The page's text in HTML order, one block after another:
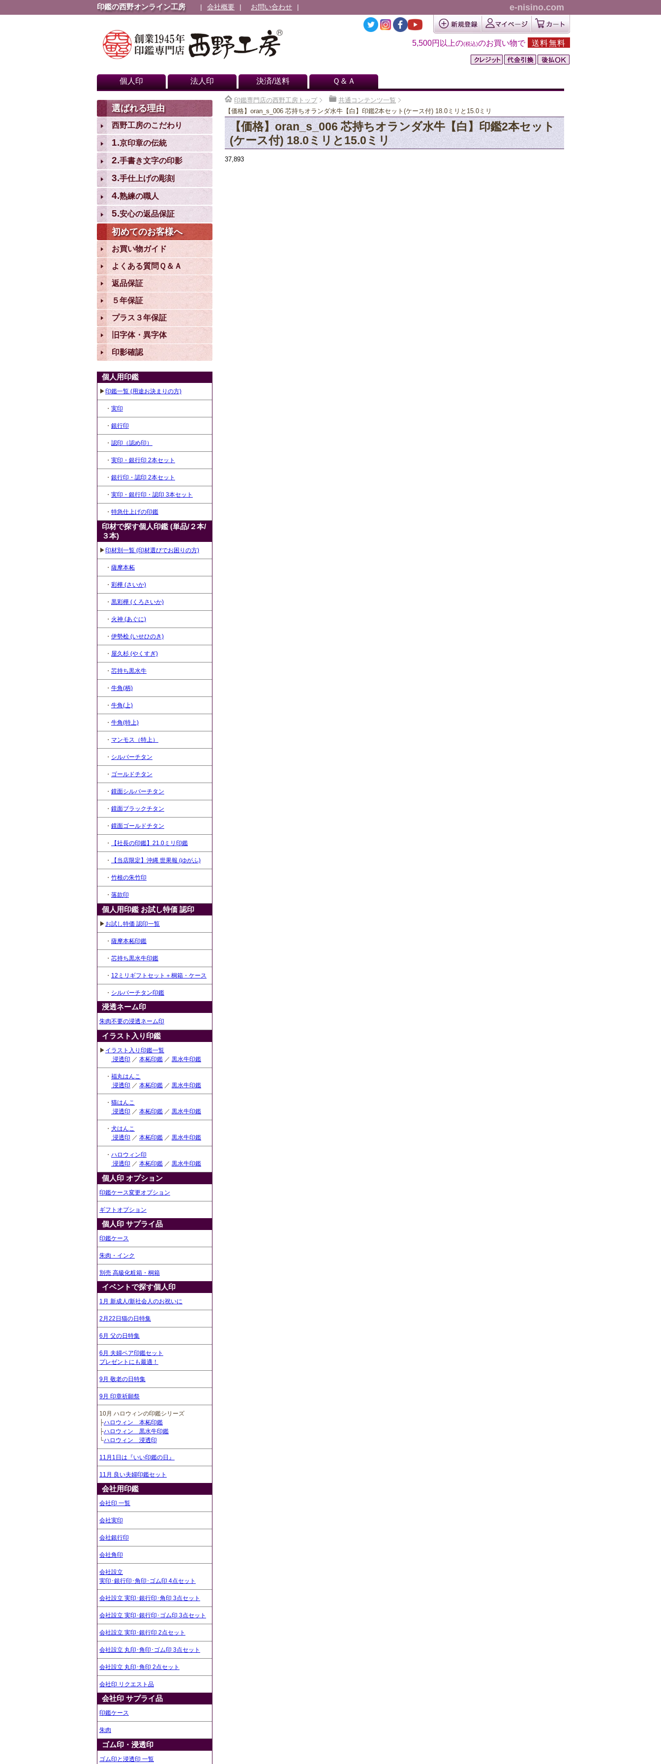
印鑑の西野オンライン工房 会社概要 お問い合わせ e-nisino.com
5,500円以上の(税込)のお買い物で 送料無料
個人印 法人印 決済/送料 Ｑ＆Ａ
選ばれる理由
西野工房のこだわり
1.京印章の伝統
2.手書き文字の印影
3.手仕上げの彫刻
4.熟練の職人
5.安心の返品保証
初めてのお客様へ
お買い物ガイド
よくある質問Ｑ＆Ａ
返品保証
５年保証
プラス３年保証
旧字体・異字体
印影確認
個人用印鑑
▶印鑑一覧 (用途お決まりの方)
・ 実印
・ 銀行印
・ 認印（認め印）
・ 実印・銀行印 2本セット
・ 銀行印・認印 2本セット
・ 実印・銀行印・認印 3本セット
・ 特急仕上げの印鑑
印材で探す個人印鑑 (単品/２本/
３本)
▶印材別一覧 (印材選びでお困りの方)
・ 薩摩本柘
・ 彩樺 (さいか)
・ 黒彩樺 (くろさいか)
・ 火神 (あぐに)
・ 伊勢桧 (いせひのき)
・ 屋久杉 (やくすぎ)
・ 芯持ち黒水牛
・ 牛角(柄)
・ 牛角(上)
・ 牛角(特上)
・ マンモス（特上）
・ シルバーチタン
・ ゴールドチタン
・ 鏡面シルバーチタン
・ 鏡面ブラックチタン
・ 鏡面ゴールドチタン
・ 【社長の印鑑】21.0ミリ印鑑
・ 【当店限定】沖縄 世果報 (ゆがふ)
・ 竹根の朱竹印
・ 落款印
個人用印鑑 お試し特価 認印
▶ お試し特価 認印一覧
・ 薩摩本柘印鑑
・ 芯持ち黒水牛印鑑
・ 12ミリギフトセット＋桐箱・ケース
・ シルバーチタン印鑑
浸透ネーム印
朱肉不要の浸透ネーム印
イラスト入り印鑑
▶ イラスト入り印鑑一覧
浸透印 ／ 本柘印鑑 ／ 黒水牛印鑑
・ 福丸はんこ
浸透印 ／ 本柘印鑑 ／ 黒水牛印鑑
・ 猫はんこ
浸透印 ／ 本柘印鑑 ／ 黒水牛印鑑
・ 犬はんこ
浸透印 ／ 本柘印鑑 ／ 黒水牛印鑑
・ ハロウィン印
浸透印 ／ 本柘印鑑 ／ 黒水牛印鑑
個人印 オプション
印鑑ケース変更オプション
ギフトオプション
個人印 サプライ品
印鑑ケース
朱肉・インク
別売 高級化粧箱・桐箱
イベントで探す個人印
1月 新成人/新社会人のお祝いに
2月22日猫の日特集
6月 父の日特集
6月 夫婦ペア印鑑セット
プレゼントにも最適！
9月 敬老の日特集
9月 印章祈願祭
10月 ハロウィンの印鑑シリーズ
├ハロウィン 本柘印鑑
├ハロウィン 黒水牛印鑑
└ハロウィン 浸透印
11月1日は『いい印鑑の日』
11月 良い夫婦印鑑セット
会社用印鑑
会社印 一覧
会社実印
会社銀行印
会社角印
会社設立
実印･銀行印･角印･ゴム印 4点セット
会社設立 実印･銀行印･角印 3点セット
会社設立 実印･銀行印･ゴム印 3点セット
会社設立 実印･銀行印 2点セット
会社設立 丸印･角印･ゴム印 3点セット
会社設立 丸印･角印 2点セット
会社印 リクエスト品
会社印 サプライ品
印鑑ケース
朱肉
ゴム印・浸透印
ゴム印と浸透印 一覧
印鑑専門店の西野工房トップ
共通コンテンツ一覧
【価格】oran_s_006 芯持ちオランダ水牛【白】印鑑2本セット(ケース付) 18.0ミリと15.0ミリ
【価格】oran_s_006 芯持ちオランダ水牛【白】印鑑2本セット
(ケース付) 18.0ミリと15.0ミリ
37,893